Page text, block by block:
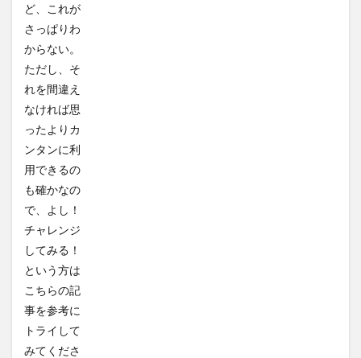
ど、これが
さっぱりわ
からない。
ただし、そ
れを間違え
なければ思
ったよりカ
ンタンに利
用できるの
も確かなの
で、よし！
チャレンジ
してみる！
という方は
こちらの記
事を参考に
トライして
みてくださ